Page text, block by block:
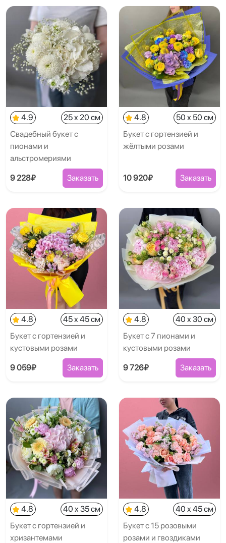
4.9
25 x 20 см
Свадебный букет с
пионами и
альстромериями
9 228₽ Заказать
4.8
50 x 50 см
Букет с гортензией и
жёлтыми розами
10 920₽ Заказать
4.8
45 x 45 см
Букет с гортензией и
кустовыми розами
9 059₽ Заказать
4.8
40 x 30 см
Букет с 7 пионами и
кустовыми розами
9 726₽ Заказать
4.8
40 x 35 см
Букет с гортензией и
хризантемами
4.8
40 x 45 см
Букет с 15 розовыми
розами и гвоздиками